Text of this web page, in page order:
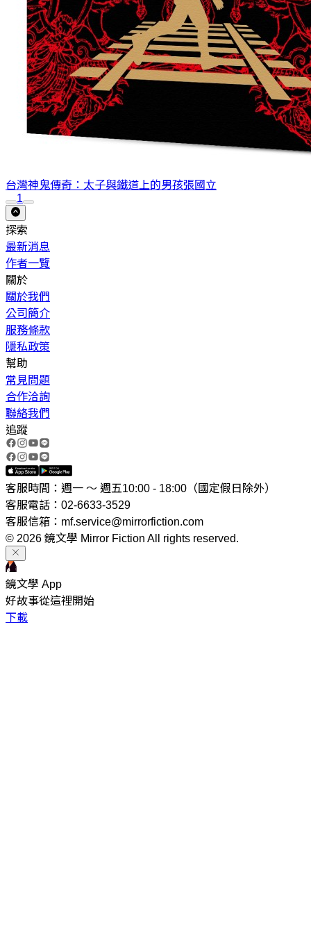
台灣神鬼傳奇：太子與鐵道上的男孩張國立
1
探索
最新消息
作者一覽
關於
關於我們
公司簡介
服務條款
隱私政策
幫助
常見問題
合作洽詢
聯絡我們
追蹤
客服時間：週一 ～ 週五10:00 - 18:00（國定假日除外）
客服電話：02-6633-3529
客服信箱：mf.service@mirrorfiction.com
© 2026 鏡文學 Mirror Fiction All rights reserved.
鏡文學 App
好故事從這裡開始
下載